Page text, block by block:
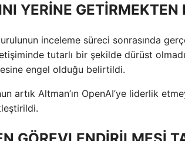
YERİNE GETİRMEKTEN
kurulunun inceleme süreci sonrasında
tutarlı bir şekilde dürüst
engel olduğu belirtildi.
artık Altman’ın OpenAI’ye liderlik